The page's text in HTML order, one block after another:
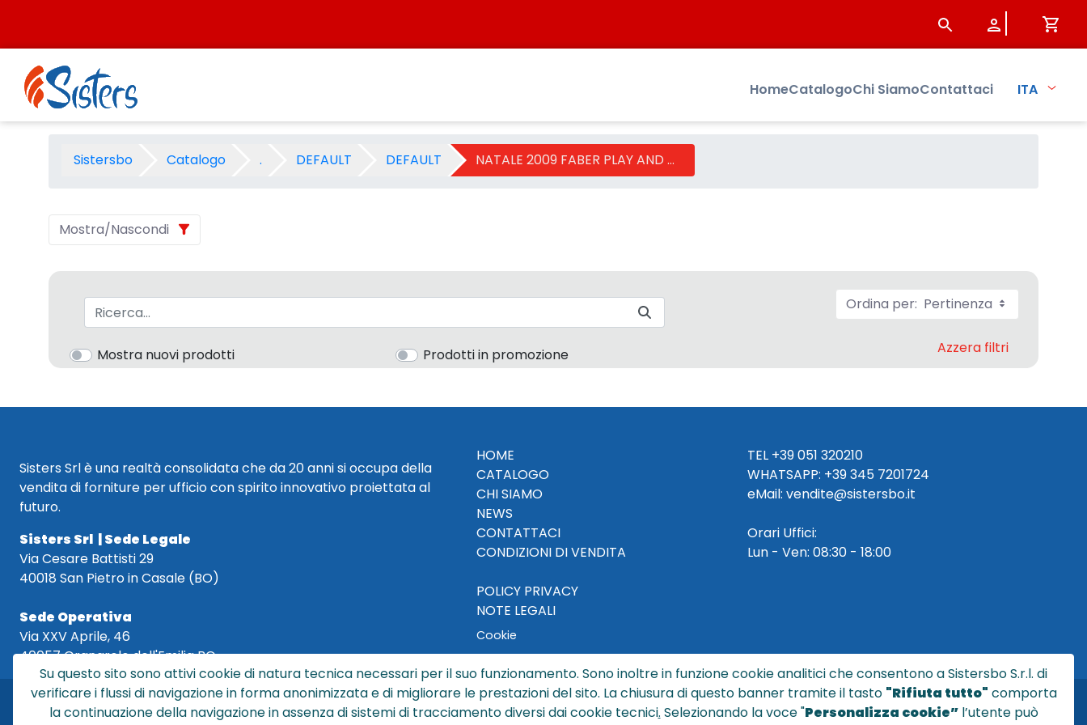
NATALE 2009 FABER PLAY AND LERN - Categoria - Sistersbo
HomeCatalogoChi SiamoContattaci ITA
Sistersbo Catalogo . DEFAULT DEFAULT NATALE 2009 FABER PLAY AND LERN
Mostra/Nascondi
Barra di ricerca
Mostra nuovi prodotti Prodotti in promozione
Ordina per: Pertinenza
Azzera filtri
Sisters Srl è una realtà consolidata che da 20 anni si occupa della
vendita di forniture per ufficio con spirito innovativo proiettata al
futuro.
Sisters Srl | Sede Legale
Via Cesare Battisti 29
40018 San Pietro in Casale (BO)
Sede Operativa
Via XXV Aprile, 46
40057 Granarolo dell'Emilia BO
HOME
CATALOGO
CHI SIAMO
NEWS
CONTATTACI
CONDIZIONI DI VENDITA
POLICY PRIVACY
NOTE LEGALI
Cookie
TEL +39 051 320210
WHATSAPP: +39345 7201724
eMail: vendite@sistersbo.it
Orari Uffici:
Lun - Ven: 08:30 - 18:00
© Copyright 2024 by Sisters S.r.l. - All rights reserved
Sisters S.r.l. - R.I. BO - N. REA 429992 - PEC sisterssrl@legalmail.it
Su questo sito sono attivi cookie di natura tecnica necessari per il suo funzionamento. Sono inoltre in funzione cookie analitici che consentono a Sistersbo S.r.l. di
verificare i flussi di navigazione in forma anonimizzata e di migliorare le prestazioni del sito. La chiusura di questo banner tramite il tasto "Rifiuta tutto" comporta
la continuazione della navigazione in assenza di sistemi di tracciamento diversi dai cookie tecnici. Selezionando la voce "Personalizza cookie”l’utente può